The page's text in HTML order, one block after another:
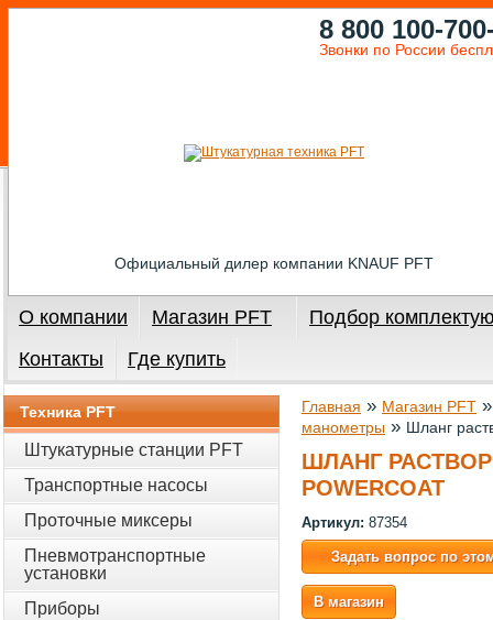
Официальный дилер компании KNAUF PFT
8 800 100-
Звонки по России
О компании Магазин PFT
Подбор
Контакты
Где купить
Главная » Магазин PFT
манометры » Шланг
ШЛАНГ
POWERCOAT
Артикул: 87354
Задать вопрос по
В магазин
Техника PFT
Штукатурные станции PFT
Транспортные насосы
Проточные миксеры
Пневмотранспортные
установки
Приборы